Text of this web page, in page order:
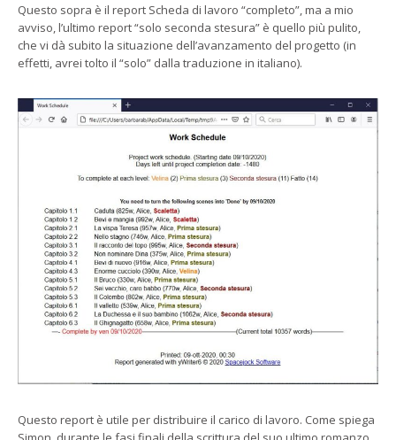
Questo sopra è il report Scheda di lavoro “completo”, ma a mio
avviso, l’ultimo report “solo seconda stesura” è quello più pulito,
che vi dà subito la situazione dell’avanzamento del progetto (in
effetti, avrei tolto il “solo” dalla traduzione in italiano).
Questo report è utile per distribuire il carico di lavoro. Come spiega